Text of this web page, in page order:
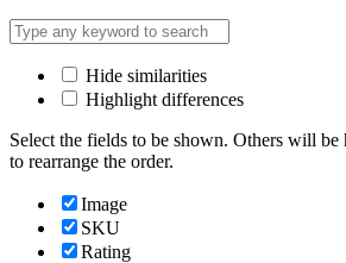
Hide similarities
Highlight differences
Select the fields to be shown. Others will
to rearrange the order.
Image
SKU
Rating